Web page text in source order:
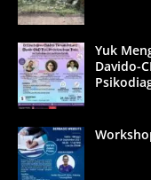
Yuk
Davido-